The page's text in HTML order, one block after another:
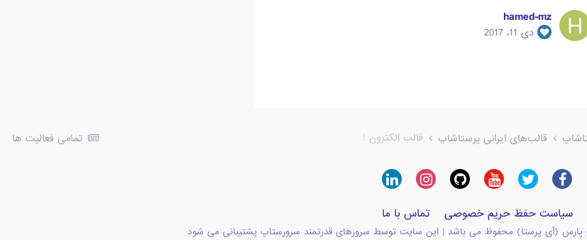
hamed-mz
دی 11، 2017
تمامی فعالیت ها قالب‌های ایرانی پرستاشاپ قالب الکترون !
سیاست حفظ حریم خصوصی تماس با ما
پارس (آی پرستا) محفوظ می باشد | این سایت توسط سرورهای قدرتمند سرورستاپ پشتیبانی می شود